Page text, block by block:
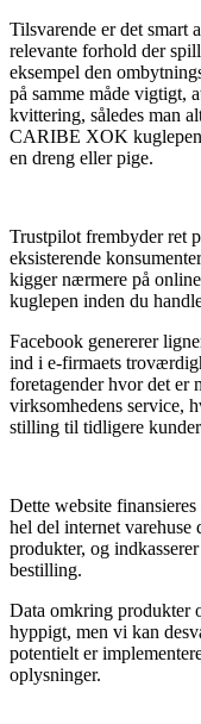
Tilsvarende er det smart
relevante forhold der
eksempel den
på samme måde vigtigt,
kvittering, således man
CARIBE XOK
en dreng eller pige.
Trustpilot frembyder ret
eksisterende
kigger nærmere på
kuglepen inden du
Facebook genererer
ind i e-firmaets
foretagender hvor det er
virksomhedens service,
stilling til tidligere
Dette website
hel del internet varehuse
produkter, og
bestilling.
Data omkring produkter
hyppigt, men vi kan
potentielt er
oplysninger.